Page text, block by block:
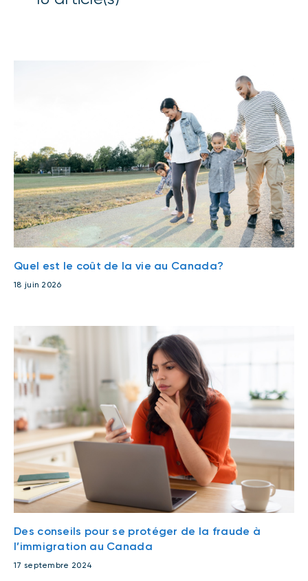
Quel est le coût de la vie au Canada?
18 juin 2026
Des conseils pour se protéger de la fraude à
l’immigration au Canada
17 septembre 2024